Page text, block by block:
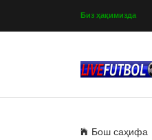
Биз ҳақимизда
Бош саҳифа